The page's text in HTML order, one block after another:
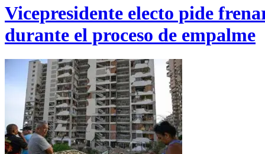
Vicepresidente electo pide
durante el proceso de empalme